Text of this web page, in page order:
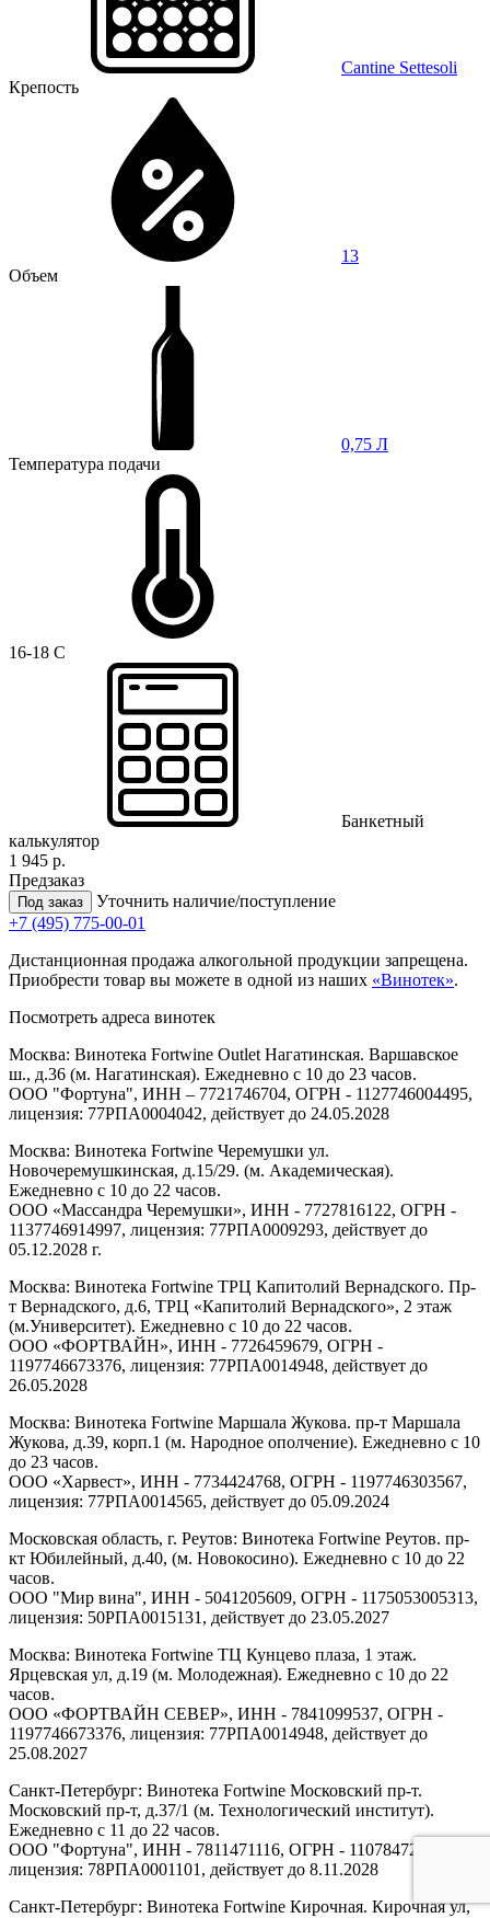
Cantine Settesoli
Крепость
13
Объем
0,75 Л
Температура подачи
16-18 C
Банкетный
калькулятор
1 945 р.
Предзаказ
Под заказ
Уточнить наличие/поступление
+7 (495) 775-00-01
Дистанционная продажа алкогольной продукции запрещена.
Приобрести товар вы можете в одной из наших «Винотек».
Посмотреть адреса винотек
Москва: Винотека Fortwine Outlet Нагатинская. Варшавское
ш., д.36 (м. Нагатинская). Ежедневно с 10 до 23 часов.
ООО "Фортуна", ИНН – 7721746704, ОГРН - 1127746004495,
лицензия: 77РПА0004042, действует до 24.05.2028
Москва: Винотека Fortwine Черемушки ул.
Новочеремушкинская, д.15/29. (м. Академическая).
Ежедневно с 10 до 22 часов.
ООО «Массандра Черемушки», ИНН - 7727816122, ОГРН -
1137746914997, лицензия: 77РПА0009293, действует до
05.12.2028 г.
Москва: Винотека Fortwine ТРЦ Капитолий Вернадского. Пр-
т Вернадского, д.6, ТРЦ «Капитолий Вернадского», 2 этаж
(м.Университет). Ежедневно с 10 до 22 часов.
ООО «ФОРТВАЙН», ИНН - 7726459679, ОГРН -
1197746673376, лицензия: 77РПА0014948, действует до
26.05.2028
Москва: Винотека Fortwine Маршала Жукова. пр-т Маршала
Жукова, д.39, корп.1 (м. Народное ополчение). Ежедневно с 10
до 23 часов.
ООО «Харвест», ИНН - 7734424768, ОГРН - 1197746303567,
лицензия: 77РПА0014565, действует до 05.09.2024
Московская область, г. Реутов: Винотека Fortwine Реутов. пр-
кт Юбилейный, д.40, (м. Новокосино). Ежедневно с 10 до 22
часов.
ООО "Мир вина", ИНН - 5041205609, ОГРН - 1175053005313,
лицензия: 50РПА0015131, действует до 23.05.2027
Москва: Винотека Fortwine ТЦ Кунцево плаза, 1 этаж.
Ярцевская ул, д.19 (м. Молодежная). Ежедневно с 10 до 22
часов.
ООО «ФОРТВАЙН СЕВЕР», ИНН - 7841099537, ОГРН -
1197746673376, лицензия: 77РПА0014948, действует до
25.08.2027
Санкт-Петербург: Винотека Fortwine Московский пр-т.
Московский пр-т, д.37/1 (м. Технологический институт).
Ежедневно с 11 до 22 часов.
ООО "Фортуна", ИНН - 7811471116, ОГРН - 1107847277438,
лицензия: 78РПА0001101, действует до 8.11.2028
Санкт-Петербург: Винотека Fortwine Кирочная. Кирочная ул,